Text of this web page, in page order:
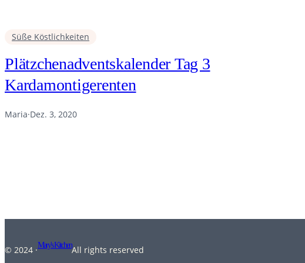
Süße Köstlichkeiten
Plätzchenadventskalender Tag 3
Kardamontigerenten
Maria·Dez. 3, 2020
© 2024 ·Mary's KitchenAll rights reserved